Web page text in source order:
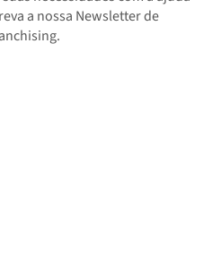
a nossa Newsletter de